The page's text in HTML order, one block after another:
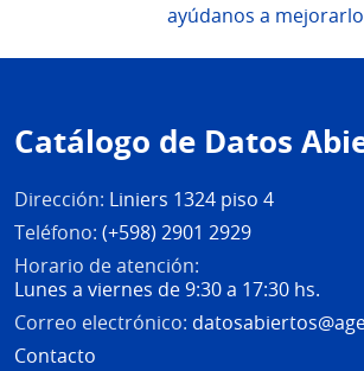
ayúdanos a mejorarlo
de
página
Catálogo de Datos
Dirección: Liniers 1324 piso 4
Teléfono: (+598) 2901 2929
Horario de atención:
Lunes a viernes de 9:30 a 17:30 hs.
Correo electrónico:
Contacto